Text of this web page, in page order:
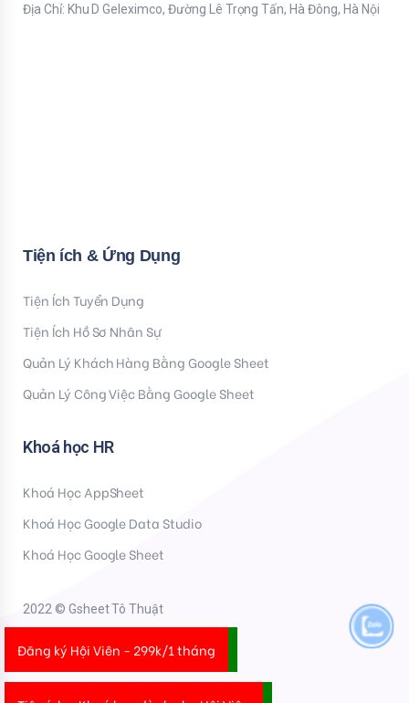
Đăng ký Hội Viên - 299k/1 tháng
Địa Chỉ: Khu D Geleximco, Đường Lê Trọng Tấn, Hà Đông, Hà Nội
Tiện ích & Ứng Dụng
Tiện Ích Tuyển Dụng
Tiện Ích Hồ Sơ Nhân Sự
Quản Lý Khách Hàng Bằng Google Sheet
Quản Lý Công Việc Bằng Google Sheet
Khoá học HR
Khoá Học AppSheet
Khoá Học Google Data Studio
Khoá Học Google Sheet
2022 © Gsheet Tô Thuật